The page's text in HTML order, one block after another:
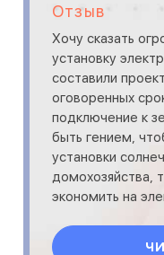
Отзыв
Хочу сказать
установку
составили
оговоренных
подключение к
быть гением,
установки
домохозяйства,
экономить на